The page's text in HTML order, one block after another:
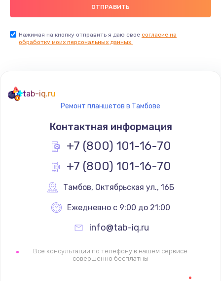
Нажимая на кнопку отправить я даю свое согласие на
обработку моих персональных данных.
tab-iq.ru
Ремонт планшетов в Тамбове
Контактная информация
+7 (800) 101-16-70
+7 (800) 101-16-70
Тамбов, Октябрьская ул., 16Б
Ежедневно с 9:00 до 21:00
info@tab-iq.ru
Все консультации по телефону в нашем сервисе
совершенно бесплатны